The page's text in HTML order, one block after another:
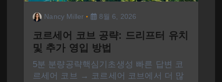
Nancy Miller 8월 6, 2026
코르세어 코브 공략: 드리프터 유치
및 추가 영입 방법
5분 분량공략핵심기초생성 빠른 답변 코
르세어 코브 → 코르세어 코브에서 더 많